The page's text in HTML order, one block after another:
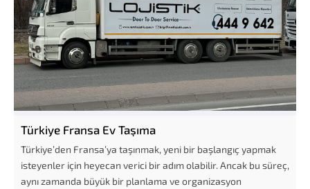
Türkiye Fransa Ev Taşıma
Türkiye’den Fransa’ya taşınmak, yeni bir başlangıç yapmak
isteyenler için heyecan verici bir adım olabilir. Ancak bu süreç,
aynı zamanda büyük bir planlama ve organizasyon